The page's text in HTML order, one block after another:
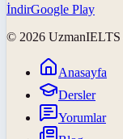
İndirGoogle Play
© 2026 UzmanIELTS
Anasayfa
Dersler
Yorumlar